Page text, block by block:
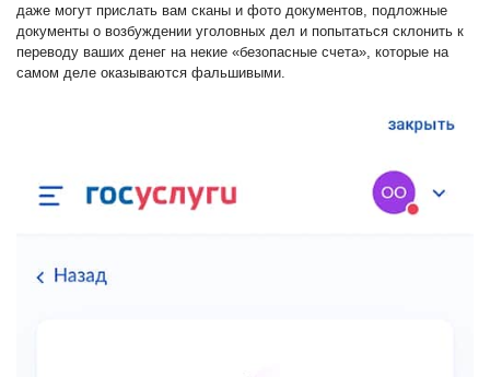
даже могут прислать вам сканы и фото документов, подложные
документы о возбуждении уголовных дел и попытаться склонить к
переводу ваших денег на некие «безопасные счета», которые на
самом деле оказываются фальшивыми.